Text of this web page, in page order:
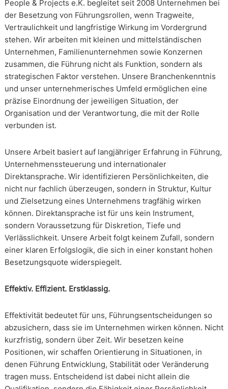
People & Projects e.K. begleitet seit 2008 Unternehmen bei
der Besetzung von Führungsrollen, wenn Tragweite,
Vertraulichkeit und langfristige Wirkung im Vordergrund
stehen. Wir arbeiten mit kleinen und mittelständischen
Unternehmen, Familienunternehmen sowie Konzernen
zusammen, die Führung nicht als Funktion, sondern als
strategischen Faktor verstehen. Unsere Branchenkenntnis
und unser unternehmerisches Umfeld ermöglichen eine
präzise Einordnung der jeweiligen Situation, der
Organisation und der Verantwortung, die mit der Rolle
verbunden ist.
Unsere Arbeit basiert auf langjähriger Erfahrung in Führung,
Unternehmenssteuerung und internationaler
Direktansprache. Wir identifizieren Persönlichkeiten, die
nicht nur fachlich überzeugen, sondern in Struktur, Kultur
und Zielsetzung eines Unternehmens tragfähig wirken
können. Direktansprache ist für uns kein Instrument,
sondern Voraussetzung für Diskretion, Tiefe und
Verlässlichkeit. Unsere Arbeit folgt keinem Zufall, sondern
einer klaren Erfolgslogik, die sich in einer konstant hohen
Besetzungsquote widerspiegelt.
Effektiv. Effizient. Erstklassig.
Effektivität bedeutet für uns, Führungsentscheidungen so
abzusichern, dass sie im Unternehmen wirken können. Nicht
kurzfristig, sondern über Zeit. Wir besetzen keine
Positionen, wir schaffen Orientierung in Situationen, in
denen Führung Entwicklung, Stabilität oder Veränderung
tragen muss. Entscheidend ist dabei nicht allein die